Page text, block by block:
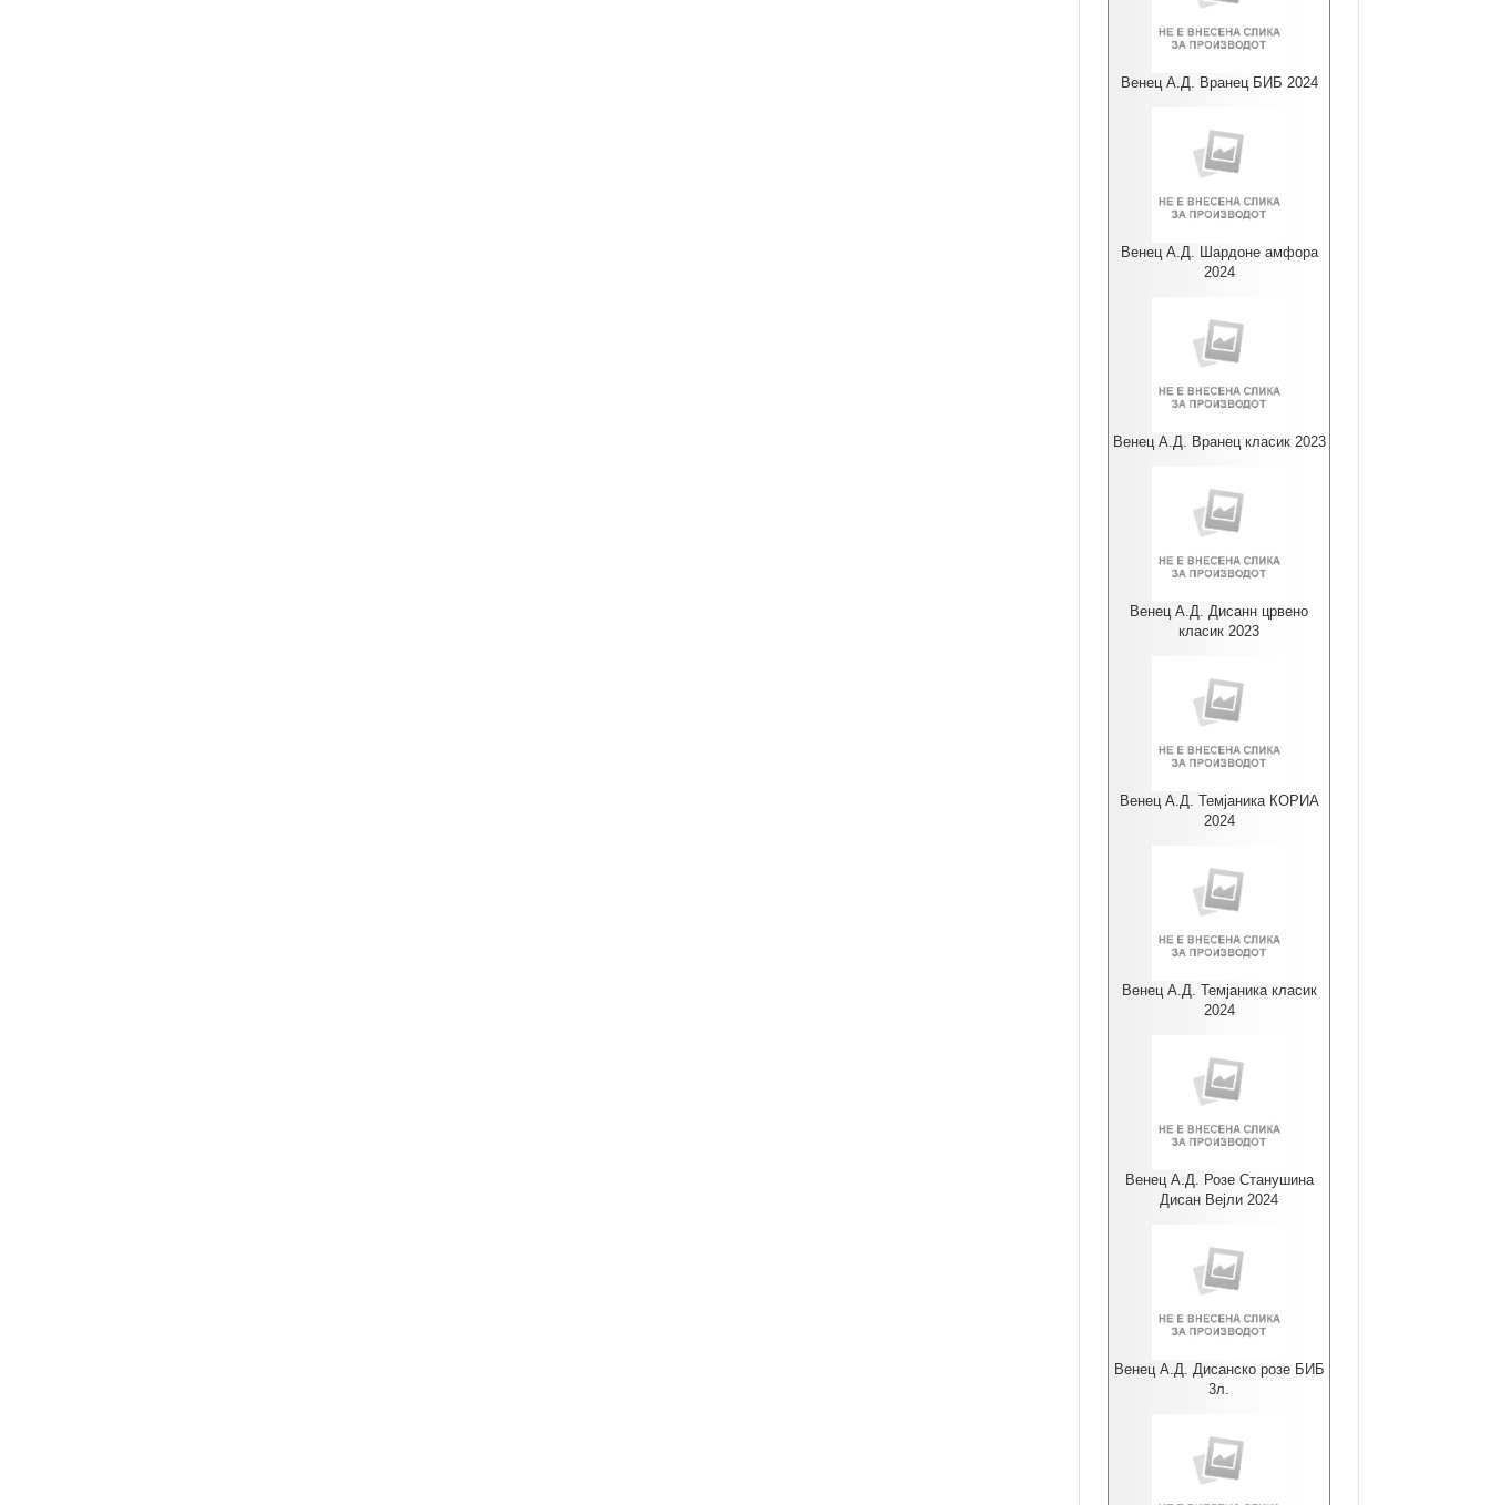
Венец А.Д. Вранец БИБ 2024
Венец А.Д. Шардоне амфора
2024
Венец А.Д. Вранец класик 2023
Венец А.Д. Дисанн црвено
класик 2023
Венец А.Д. Темјаника КОРИА
2024
Венец А.Д. Темјаника класик
2024
Венец А.Д. Розе Станушина
Дисан Вејли 2024
Венец А.Д. Дисанско розе БИБ
3л.